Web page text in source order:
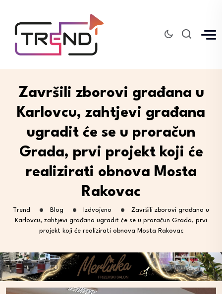
Završili zborovi građana u
Karlovcu, zahtjevi građana
ugradit će se u proračun
Grada, prvi projekt koji će
realizirati obnova Mosta
Rakovac
Trend Blog Izdvojeno
Završili zborovi građana u
Karlovcu, zahtjevi građana ugradit će se u proračun Grada, prvi
projekt koji će realizirati obnova Mosta Rakovac